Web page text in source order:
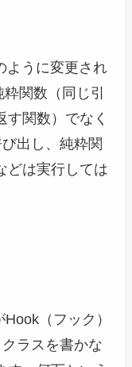
ように変更され
関数（同じ引
関数）でなく
出し、純粋関
どは実行しては
（フック）
ラスを書かな